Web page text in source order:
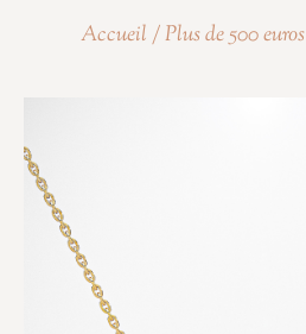
Accueil/Plus de 500 euros